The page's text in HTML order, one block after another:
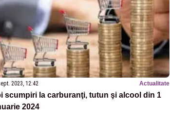
2023, 12:42 Actualitate
scumpiri la carburanţi, tutun şi alcool din 1
2024